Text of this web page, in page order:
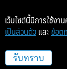
เมืองไทย
เว็บไซต์นี้มีการใช้งา
เป็นส่วนตัว และ ข้อต
รับทราบ